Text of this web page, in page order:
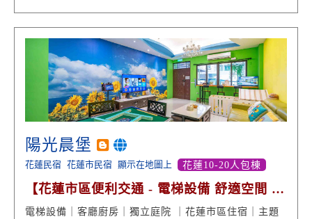
陽光晨堡
花蓮民宿 花蓮市民宿 顯示在地圖上 花蓮10-20人包棟
【花蓮市區便利交通 - 電梯設備 舒適空間 主
題房型】
電梯設備｜客廳廚房｜獨立庭院 ｜花蓮市區住宿｜主題